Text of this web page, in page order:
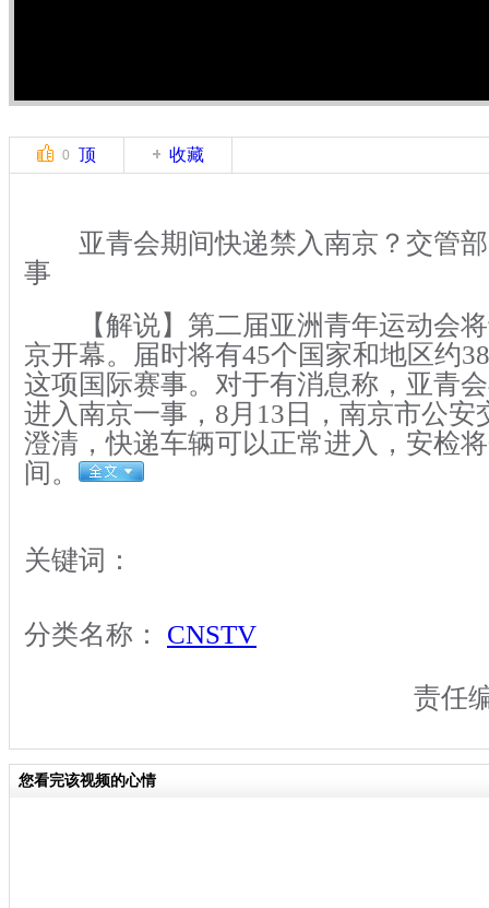
0 顶 收藏
亚青会期间快递禁入南京？交管部
事
【解说】第二届亚洲青年运动会将
京开幕。届时将有45个国家和地区约
这项国际赛事。对于有消息称，亚青
进入南京一事，8月13日，南京市公安
澄清，快递车辆可以正常进入，安检
间。
关键词：
分类名称： CNSTV
责任
您看完该视频的心情